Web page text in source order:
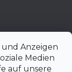
Anzeigen
Medien
auf unsere